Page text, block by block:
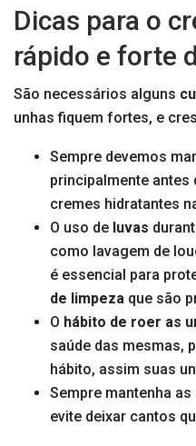
Dicas para o
rápido e forte
São necessários alguns
unhas fiquem fortes, e
Sempre devemos
principalmente antes
cremes hidratantes
O uso de luvas
como lavagem de
é essencial para
de limpeza que são
O hábito de roer as
saúde das mesmas,
hábito, assim suas
Sempre mantenha as
evite deixar cantos